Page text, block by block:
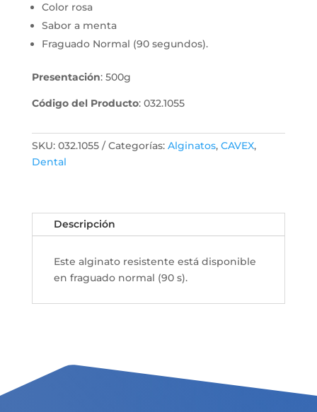
Color rosa
Sabor a menta
Fraguado Normal (90 segundos).
Presentación: 500g
Código del Producto: 032.1055
SKU: 032.1055 Categorías: Alginatos, CAVEX,
Dental
Descripción
Este alginato resistente está disponible
en fraguado normal (90 s).